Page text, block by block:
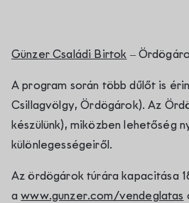
Günzer Családi Birtok –
A program során több dűlőt is
Csillagvölgy, Ördögárok). Az
készülünk), miközben lehetőség
különlegességeiről.
Az ördögárok túrára kapacitása
awww.gunzer.com/vendeglatas